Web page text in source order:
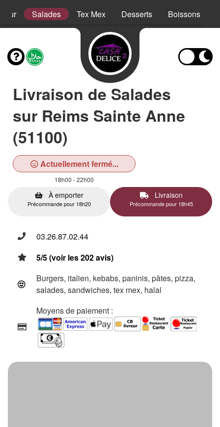
Salades Tex Mex Desserts Boissons
Livraison de Salades
sur Reims Sainte Anne
(51100)
Actuellement fermé...
18h00 - 22h00
À emporter
Précommande pour 18h20
Livraison
Précommande pour 18h45
03.26.87.02.44
5/5 (voir les 202 avis)
Burgers, italien, kebabs, paninis, pâtes, pizza,
salades, sandwiches, tex mex, halal
Moyens de paiement :